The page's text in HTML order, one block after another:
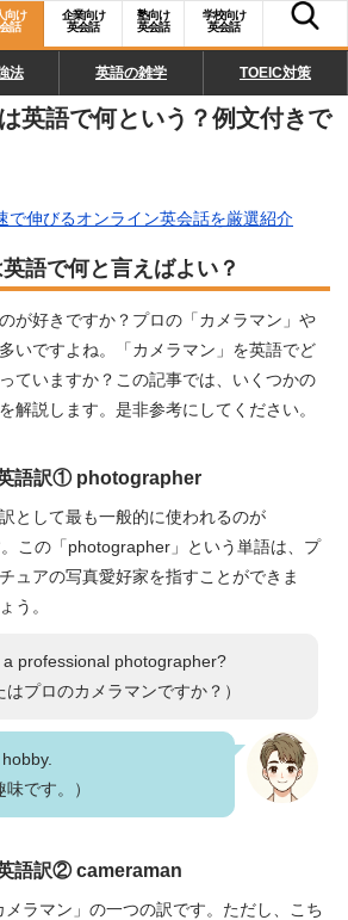
向け
話
企業向け
英会話
塾向け
英会話
学校向け
英会話
法 英語の雑学 TOEIC対策
英語で何という？例文付きで
で伸びるオンライン英会話を厳選紹介
英語で何と言えばよい？
が好きですか？プロの「カメラマン」や
いですよね。「カメラマン」を英語でど
ていますか？この記事では、いくつかの
解説します。是非参考にしてください。
英語訳① photographer
として最も一般的に使われるのが
この「photographer」という単語は、プ
ュアの写真愛好家を指すことができま
う。
professional photographer?
はプロのカメラマンですか？）
です。）
語訳② cameraman
メラマン」の一つの訳です。ただし、こち